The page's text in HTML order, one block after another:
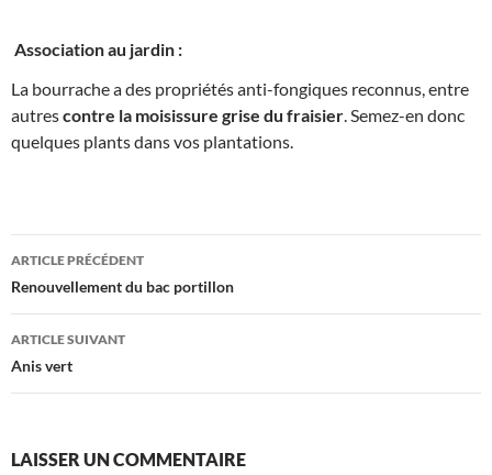
Association au jardin :
La bourrache a des propriétés anti-fongiques reconnus, entre
autrescontre la moisissure grise du fraisier. Semez-en donc
quelques plants dans vos plantations.
Navigation
des
articles
ARTICLE PRÉCÉDENT
Renouvellement du bac portillon
ARTICLE SUIVANT
Anis vert
LAISSER UN COMMENTAIRE